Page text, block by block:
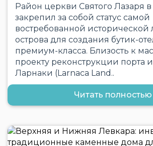
Район церкви Святого Лазаря
закрепил за собой статус самой
востребованной исторической
острова для создания бутик-
премиум-класса. Близость к
проекту реконструкции порта
Ларнаки (Larnaca Land..
Читать полностью